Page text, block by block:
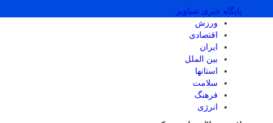
پایگاه خبری شباویز
ورزش
اقتصادی
ایران
بین الملل
استانها
سلامت
فرهنگ
انرژی